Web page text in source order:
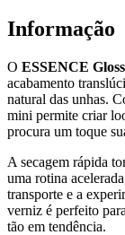
Informação
O ESSENCE
acabamento
natural das unhas.
mini permite criar
procura um toque
A secagem rápida
uma rotina
transporte e a
verniz é perfeito
tão em tendência.